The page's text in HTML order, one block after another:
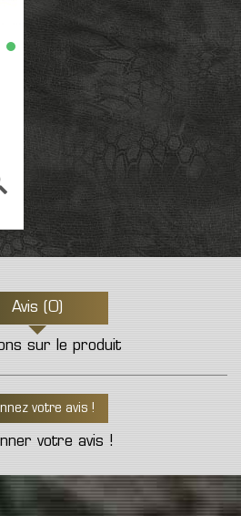
Avis (0)
sur le produit
votre avis !
votre avis !